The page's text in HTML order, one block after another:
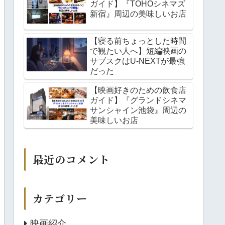
ガイド】『TOHOシネマズ
新宿』周辺の美味しいお店
【寝る前ちょっとした時間
で観たい人へ】短編映画の
サブスクはU-NEXTが最強
だった
【映画好きのための飲食店
ガイド】『グランドシネマ
サンシャイン池袋』周辺の
美味しいお店
最近のコメント
カテゴリー